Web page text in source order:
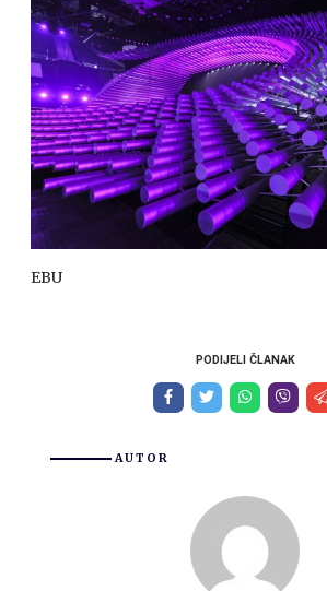
EBU
PODIJELI ČLANAK
AUTOR